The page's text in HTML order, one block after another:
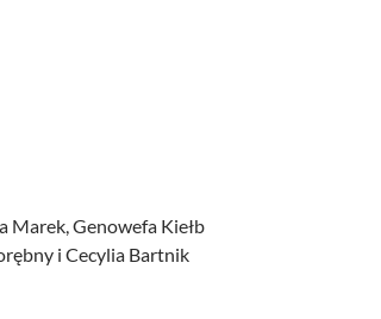
Marek, Genowefa Kiełb
i Cecylia Bartnik